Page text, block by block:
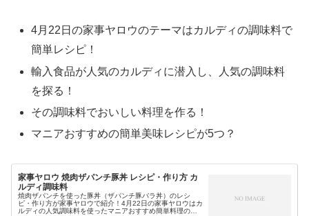
4月22日の家事ヤロウのテーマはカルディの調味料で
簡単レシピ！
輸入食品が人気のカルディに潜入し、人気の調味料
を探る！
その調味料でおいしい料理を作る！
マニアおすすめの簡単美味レシピが5つ？
家事ヤロウ 焼肉ザパンチ豚丼 レシピ・作り方 カ
ルディ調味料
焼肉ザパンチを使った豚丼（ザパンチ豚バラ丼）のレシ
ピ・作り方が家事ヤロウで紹介！4月22日の家事ヤロウはカ
ルディの人気調味料を使ったマニアおすすめ簡単料理の特